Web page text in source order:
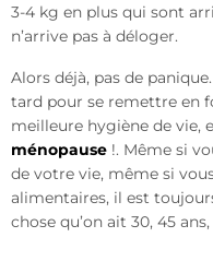
3-4 kg en plus qui sont
n’arrive pas à déloger.
Alors déjà, pas de
tard pour se remettre en
meilleure hygiène de vie,
ménopause !. Même si
de votre vie, même si
alimentaires, il est
chose qu’on ait 30, 45